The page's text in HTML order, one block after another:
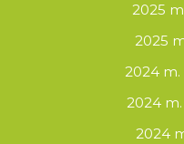
2025
2025
2024
2024
2024